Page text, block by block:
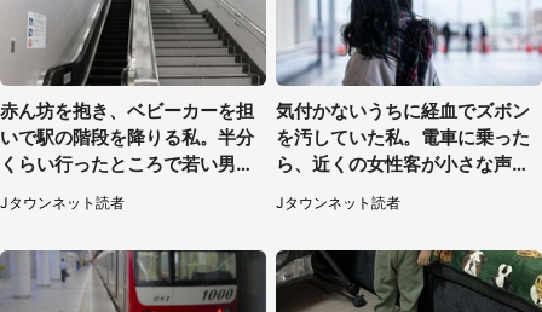
赤ん坊を抱き、ベビーカーを担
いで駅の階段を降りる私。半分
くらい行ったところで若い男性
が...（埼玉県・50代女性）
Jタウンネット読者
気付かないうちに経血でズボン
を汚していた私。電車に乗った
ら、近くの女性客が小さな声で
（千葉県・10代女性）
Jタウンネット読者